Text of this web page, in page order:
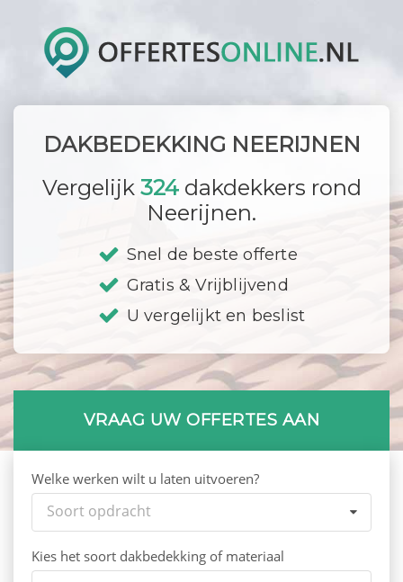
DAKBEDEKKING NEERIJNEN
Vergelijk 324dakdekkers rond
Neerijnen.
Snel de beste offerte
Gratis & Vrijblijvend
U vergelijkt en beslist
VRAAG UW OFFERTES AAN
Welke werken wilt u laten uitvoeren?
Soort opdracht
Kies het soort dakbedekking of materiaal